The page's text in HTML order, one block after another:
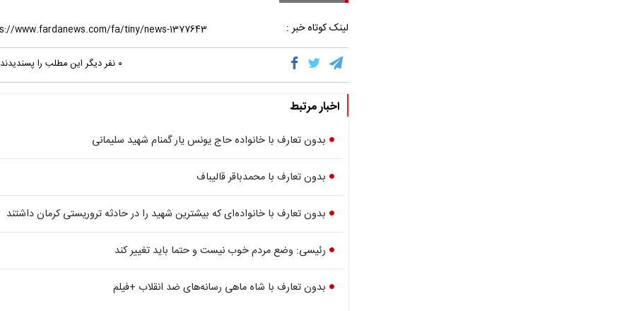
لینک کوتاه خبر :
۰ نفر دیگر این مطلب را پسندیدند
اخبار مرتبط
بدون تعارف با خانواده حاج‌ یونس یار گمنام شهید سلیمانی
بدون تعارف با محمدباقر قالیباف‌
بدون تعارف با خانواده‌ای که بیشترین شهید را در حادثه تروریستی کرمان داشتند
رئیسی: وضع مردم خوب نیست و حتما باید تغییر کند
بدون تعارف با شاه ماهی رسانه‌های ضد انقلاب +فیلم